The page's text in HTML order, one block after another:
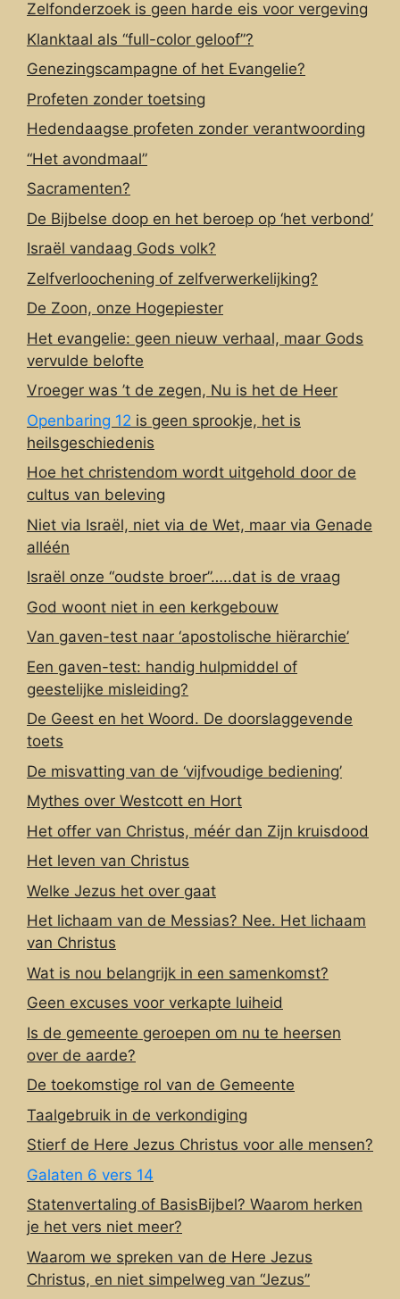
Zelfonderzoek is geen harde eis voor vergeving
Klanktaal als “full-color geloof”?
Genezingscampagne of het Evangelie?
Profeten zonder toetsing
Hedendaagse profeten zonder verantwoording
“Het avondmaal”
Sacramenten?
De Bijbelse doop en het beroep op ‘het verbond’
Israël vandaag Gods volk?
Zelfverloochening of zelfverwerkelijking?
De Zoon, onze Hogepiester
Het evangelie: geen nieuw verhaal, maar Gods
vervulde belofte
Vroeger was ’t de zegen, Nu is het de Heer
Openbaring 12 is geen sprookje, het is
heilsgeschiedenis
Hoe het christendom wordt uitgehold door de
cultus van beleving
Niet via Israël, niet via de Wet, maar via Genade
alléén
Israël onze “oudste broer”…..dat is de vraag
God woont niet in een kerkgebouw
Van gaven-test naar ‘apostolische hiërarchie’
Een gaven-test: handig hulpmiddel of
geestelijke misleiding?
De Geest en het Woord. De doorslaggevende
toets
De misvatting van de ‘vijfvoudige bediening’
Mythes over Westcott en Hort
Het offer van Christus, méér dan Zijn kruisdood
Het leven van Christus
Welke Jezus het over gaat
Het lichaam van de Messias? Nee. Het lichaam
van Christus
Wat is nou belangrijk in een samenkomst?
Geen excuses voor verkapte luiheid
Is de gemeente geroepen om nu te heersen
over de aarde?
De toekomstige rol van de Gemeente
Taalgebruik in de verkondiging
Stierf de Here Jezus Christus voor alle mensen?
Galaten 6 vers 14
Statenvertaling of BasisBijbel? Waarom herken
je het vers niet meer?
Waarom we spreken van de Here Jezus
Christus, en niet simpelweg van “Jezus”